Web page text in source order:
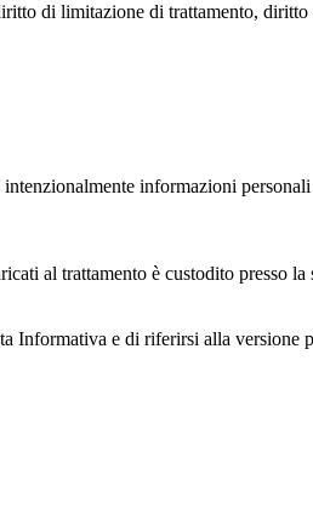
di limitazione di trattamento,
informazioni
al trattamento è custodito presso la
Informativa e di riferirsi alla versione